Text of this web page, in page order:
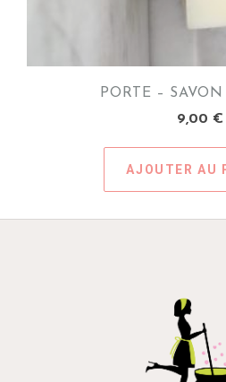
PORTE –
9,00 €
AJOUTER AU